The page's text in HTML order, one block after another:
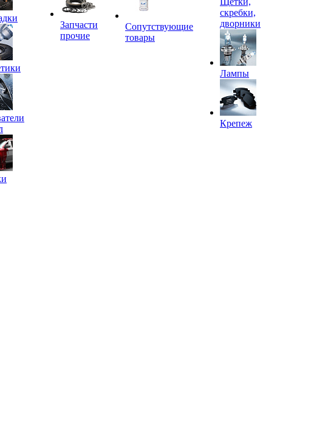
Запчасти
прочие
Сопутствующие
товары
скребки,
дворники
Лампы
Крепеж